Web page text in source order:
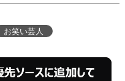
お笑い芸人